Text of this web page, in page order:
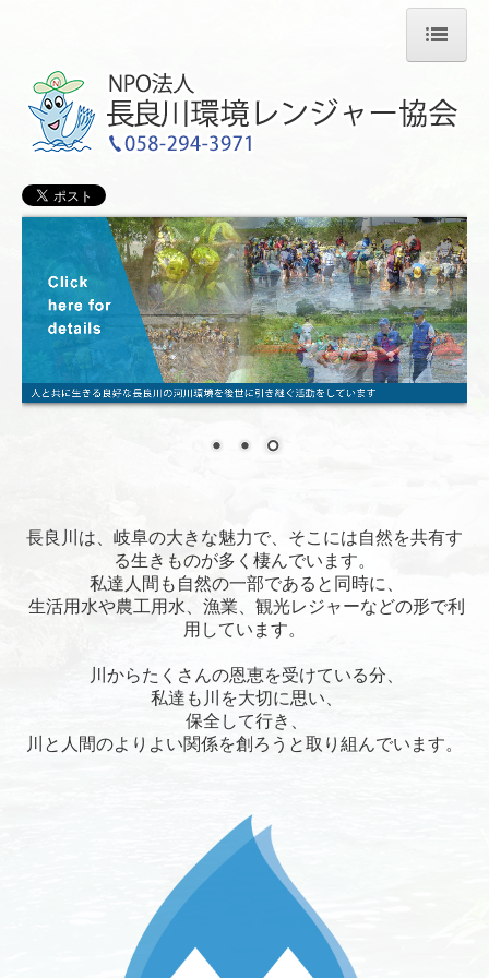
ホーム
協会紹介
個人情報保護方針
活動について
活動紹介
活動スケジュール
活動報告
事務局よりお知らせ
レンジャー通信
水質調査
長良川は、岐阜の大きな魅力で、そこには自然を共有す
る生きものが多く棲んでいます。
私達人間も自然の一部であると同時に、
生活用水や農工用水、漁業、観光レジャーなどの形で利
用しています。
川からたくさんの恩恵を受けている分、
私達も川を大切に思い、
保全して行き、
川と人間のよりよい関係を創ろうと取り組んでいます。